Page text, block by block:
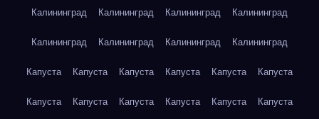
Калининград Калининград Калининград Калининград
Калининград Калининград Калининград Калининград
Капуста Капуста Капуста Капуста Капуста Капуста
Капуста Капуста Капуста Капуста Капуста Капуста